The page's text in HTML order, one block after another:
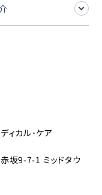
ィカル･ケア
坂9-7-1 ミッドタウ